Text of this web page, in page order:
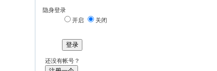
隐身登录
开启
关闭
登录
还没有帐号？